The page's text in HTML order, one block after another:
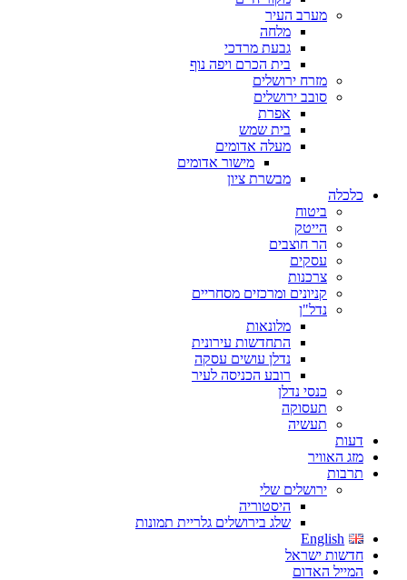
מערב העיר
מלחה
גבעת מרדכי
בית הכרם ויפה נוף
מזרח ירושלים
סובב ירושלים
אפרת
בית שמש
מעלה אדומים
מישור אדומים
מבשרת ציון
כלכלה
ביטוח
הייטק
הר חוצבים
עסקים
צרכנות
קניונים ומרכזים מסחריים
נדל"ן
מלונאות
התחדשות עירונית
נדלן עושים עסקה
רובע הכניסה לעיר
כנסי נדלן
תעסוקה
תעשיה
דעות
מזג האוויר
תרבות
ירושלים שלי
היסטוריה
שלג בירושלים גלריית תמונות
English
חדשות ישראל
המייל האדום